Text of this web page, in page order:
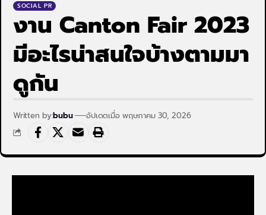
SOCIAL PR
งาน Canton Fair 2023
มีอะไรน่าสนใจบ้างตามมา
ดูกัน
Written by:bubu อัปเดตเมื่อ พฤษภาคม 30, 2026